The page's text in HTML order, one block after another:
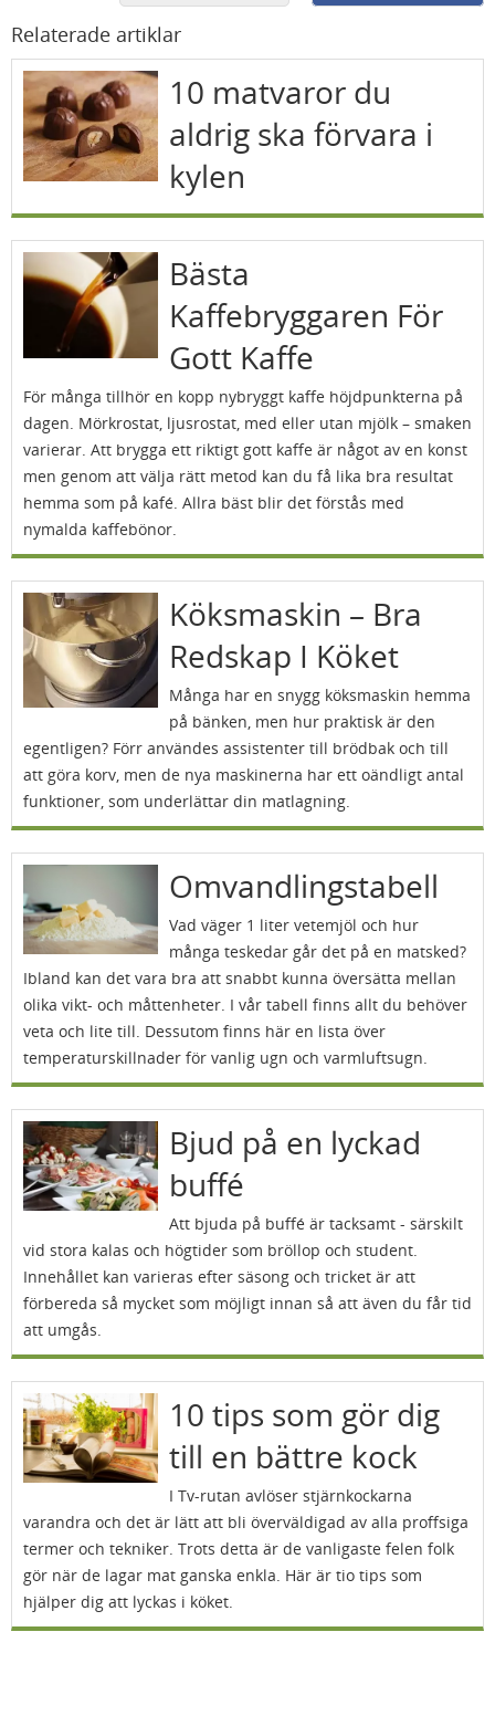
Relaterade artiklar
10 matvaror du
aldrig ska förvara i
kylen
Bästa
Kaffebryggaren För
Gott Kaffe
För många tillhör en kopp nybryggt kaffe höjdpunkterna på
dagen. Mörkrostat, ljusrostat, med eller utan mjölk – smaken
varierar. Att brygga ett riktigt gott kaffe är något av en konst
men genom att välja rätt metod kan du få lika bra resultat
hemma som på kafé. Allra bäst blir det förstås med
nymalda kaffebönor.
Köksmaskin – Bra
Redskap I Köket
Många har en snygg köksmaskin hemma
på bänken, men hur praktisk är den
egentligen? Förr användes assistenter till brödbak och till
att göra korv, men de nya maskinerna har ett oändligt antal
funktioner, som underlättar din matlagning.
Omvandlingstabell
Vad väger 1 liter vetemjöl och hur
många teskedar går det på en matsked?
Ibland kan det vara bra att snabbt kunna översätta mellan
olika vikt- och måttenheter. I vår tabell finns allt du behöver
veta och lite till. Dessutom finns här en lista över
temperaturskillnader för vanlig ugn och varmluftsugn.
Bjud på en lyckad
buffé
Att bjuda på buffé är tacksamt - särskilt
vid stora kalas och högtider som bröllop och student.
Innehållet kan varieras efter säsong och tricket är att
förbereda så mycket som möjligt innan så att även du får tid
att umgås.
10 tips som gör dig
till en bättre kock
I Tv-rutan avlöser stjärnkockarna
varandra och det är lätt att bli överväldigad av alla proffsiga
termer och tekniker. Trots detta är de vanligaste felen folk
gör när de lagar mat ganska enkla. Här är tio tips som
hjälper dig att lyckas i köket.